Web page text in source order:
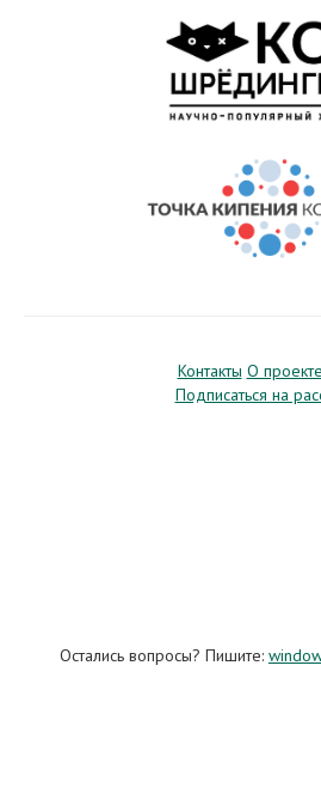
Контакты О проекте
Подписаться на
Остались вопросы? Пишите: